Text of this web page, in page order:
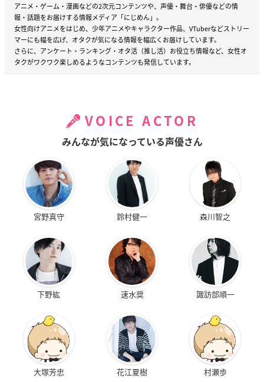
アニメ・ゲーム・漫画などの2次元コンテンツや、声優・舞台・俳優などの情
報・話題をお届けする情報メディア「にじめん」。
女性向けアニメをはじめ、少年アニメやキャラクター作品、VTuberなどストリー
マーにも幅を広げ、オタクが気になる情報を幅広くお届けしています。
さらに、アンケート・ランキング・オタ活（推し活）お役立ち情報など、女性オ
タクがワクワク楽しめるようなコンテンツも発信しています。
VOICE ACTOR
みんなが気になっている声優さん
宮野真守 鈴村健一 森川智之
下野紘 速水奨 諏訪部順一
大塚芳忠 花江夏樹 村瀬歩